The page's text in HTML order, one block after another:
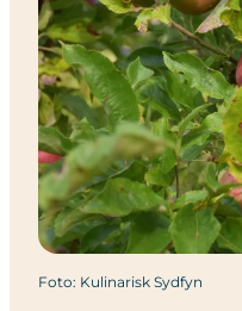
Foto: Kulinarisk Sydfyn